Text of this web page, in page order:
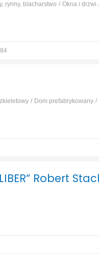
rynny, blacharstwo Okna i drzwi
Dom prefabrykowany
Robert